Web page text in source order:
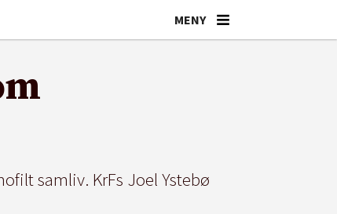
samliv. KrFs Joel Ystebø